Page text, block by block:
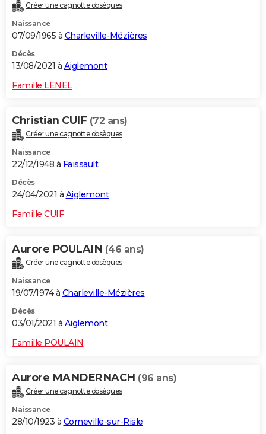
Créer une cagnotte obsèques
Naissance
07/09/1965 à Charleville-Mézières
Décès
13/08/2021 à Aiglemont
Famille LENEL
Christian CUIF (72 ans)
Créer une cagnotte obsèques
Naissance
22/12/1948 à Faissault
Décès
24/04/2021 à Aiglemont
Famille CUIF
Aurore POULAIN (46 ans)
Créer une cagnotte obsèques
Naissance
19/07/1974 à Charleville-Mézières
Décès
03/01/2021 à Aiglemont
Famille POULAIN
Aurore MANDERNACH (96 ans)
Créer une cagnotte obsèques
Naissance
28/10/1923 à Corneville-sur-Risle